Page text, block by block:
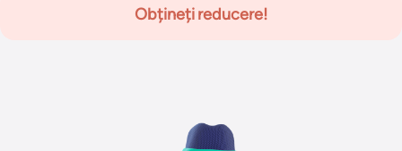
Obțineți reducere!